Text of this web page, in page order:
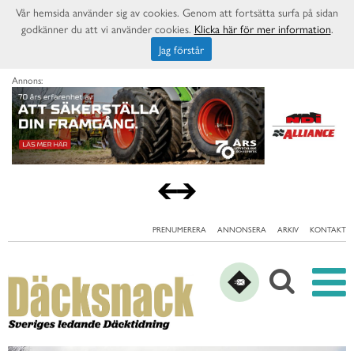
Annons:
PRENUMERERA ANNONSERA ARKIV KONTAKT
Vår hemsida använder sig av cookies. Genom att fortsätta surfa på sidan
godkänner du att vi använder cookies. Klicka här för mer information.
Jag förstår